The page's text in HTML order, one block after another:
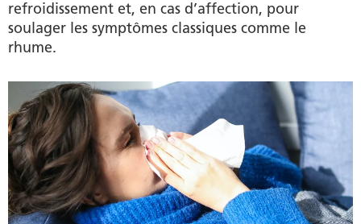
refroidissement et, en cas d’affection, pour
soulager les symptômes classiques comme le
rhume.